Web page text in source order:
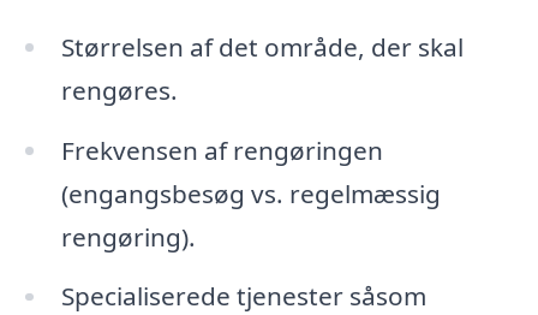
Størrelsen af det område, der skal
rengøres.
Frekvensen af rengøringen
(engangsbesøg vs. regelmæssig
rengøring).
Specialiserede tjenester såsom